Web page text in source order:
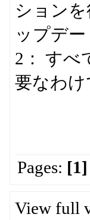
ション
ップデ
2： すべ
要なわ
Pages: [1]
View full